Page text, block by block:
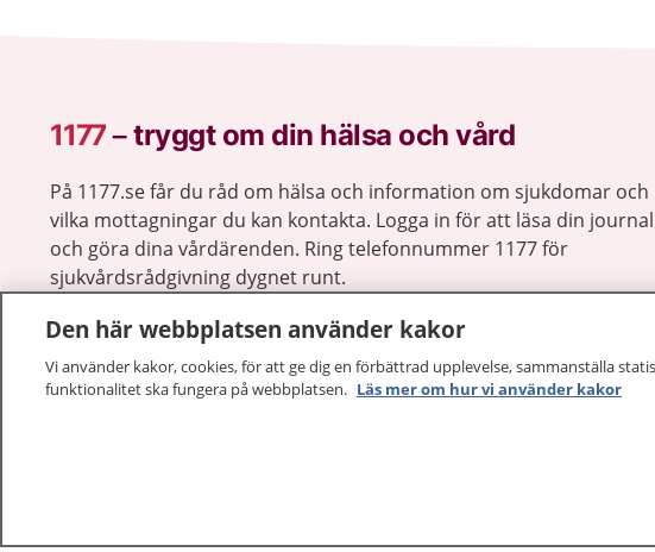
1177–tryggt om din hälsa och vård
På 1177.se får du råd om hälsa och information om sjukdomar och
vilka mottagningar du kan kontakta. Logga in för att läsa din journal
och göra dina vårdärenden. Ring telefonnummer 1177 för
sjukvårdsrådgivning dygnet runt.
Den här webbplatsen använder kakor
Vi använder kakor, cookies, för att ge dig en förbättrad upplevelse, sammanställa
funktionalitet ska fungera på webbplatsen. Läs mer om hur vi använder kakor